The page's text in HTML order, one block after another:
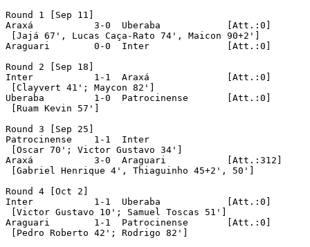
Round 1 [Sep 11]
Araxá		3-0  Uberaba		[Att.:0]
[Jajá 67', Lucas Caça-Rato 74', Maicon 90+2']
Araguari	0-0  Inter		[Att.:0]
Round 2 [Sep 18]
Inter		1-1  Araxá		[Att.:0]
[Clayvert 41'; Maycon 82']
Uberaba		1-0  Patrocinense	[Att.:0]
[Ruam Kevin 57']
Round 3 [Sep 25]
Patrocinense 	1-1  Inter
[Oscar 70'; Victor Gustavo 34']
Araxá		3-0  Araguari		[Att.:312]
[Gabriel Henrique 4', Thiaguinho 45+2', 50']
Round 4 [Oct 2]
Inter		1-1  Uberaba		[Att.:0]
[Victor Gustavo 10'; Samuel Toscas 51']
Araguari	1-1  Patrocinense	[Att.:0]
[Pedro Roberto 42'; Rodrigo 82']